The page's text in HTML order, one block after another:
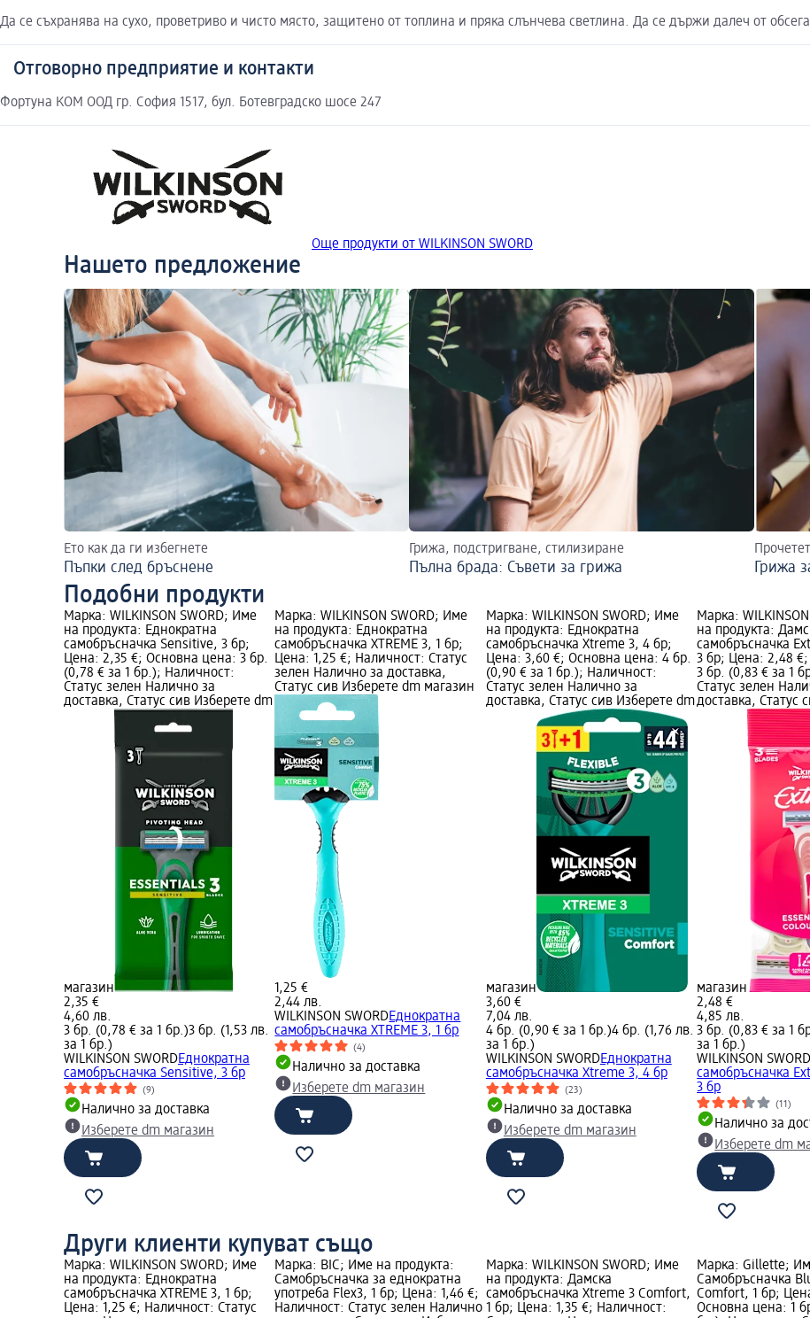
Да се съхранява на сухо, проветриво и чисто място, защитено от топлина и пряка слънчева светлина. Да се държи далеч от
Отговорно предприятие и контакти
Фортуна КОМ ООД гр. София 1517, бул. Ботевградско шосе 247
Още продукти от WILKINSON SWORD
Нашето предложение
Ето как да ги избегнете
Пъпки след бръснене
Грижа, подстригване, стилизиране
Пълна брада: Съвети за грижа Грижа
Подобни продукти
Марка: WILKINSON SWORD; Име
на продукта: Еднократна
самобръсначка Sensitive, 3 бр;
Цена: 2,35 €; Основна цена: 3 бр.
(0,78 € за 1 бр.); Наличност:
Статус зелен Налично за
доставка, Статус сив Изберете dm
магазин
2,35 €
4,60 лв.
3 бр. (0,78 € за 1 бр.)3 бр. (1,53 лв.
за 1 бр.)
WILKINSON SWORDЕднократна
самобръсначка Sensitive, 3 бр
(9)
Налично за доставка
Изберете dm магазин
Марка: WILKINSON SWORD; Име
на продукта: Еднократна
самобръсначка XTREME 3, 1 бр;
Цена: 1,25 €; Наличност: Статус
зелен Налично за доставка,
Статус сив Изберете dm магазин
1,25 €
2,44 лв.
WILKINSON SWORDЕднократна
самобръсначка XTREME 3, 1 бр
(4)
Налично за доставка
Изберете dm магазин
Марка: WILKINSON SWORD; Име
на продукта: Еднократна
самобръсначка Xtreme 3, 4 бр;
Цена: 3,60 €; Основна цена: 4 бр.
(0,90 € за 1 бр.); Наличност:
Статус зелен Налично за
доставка, Статус сив Изберете dm
магазин
3,60 €
7,04 лв.
4 бр. (0,90 € за 1 бр.)4 бр. (1,76 лв.
за 1 бр.)
WILKINSON SWORDЕднократна
самобръсначка Xtreme 3, 4 бр
(23)
Налично за доставка
Изберете dm магазин
Марка:
на продукта:
самобръсначка
3 бр; Цена: 2,48
3 бр. (0,83 € за 1
Статус зелен
доставка, Статус
магазин
2,48 €
4,85 лв.
3 бр. (0,83 € за 1
за 1 бр.)
WILKINSON
самобръсначка
3 бр
(11)
Налично за
Изберете dm
Други клиенти купуват също
Марка: WILKINSON SWORD; Име
на продукта: Еднократна
самобръсначка XTREME 3, 1 бр;
Цена: 1,25 €; Наличност: Статус
Марка: BIC; Име на продукта:
Самобръсначка за еднократна
употреба Flex3, 1 бр; Цена: 1,46 €;
Наличност: Статус зелен Налично
Марка: WILKINSON SWORD; Име
на продукта: Дамска
самобръсначка Xtreme 3 Comfort,
1 бр; Цена: 1,35 €; Наличност:
Марка: Gillette;
Самобръсначка
Comfort, 1 бр;
Основна цена: 1